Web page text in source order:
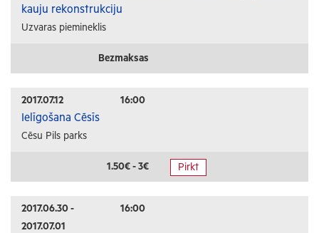
Florbols
Slēpošana
Izglītība
Konferences
Kursi un semināri
Radošās darbnīcas
Lekcijas
kauju rekonstrukciju
Uzvaras piemineklis
Bezmaksas
2017.07.12 16:00
Ielīgošana Cēsīs
Cēsu Pils parks
1.50€ - 3€ Pirkt
2017.06.30 -
2017.07.01
16:00